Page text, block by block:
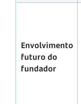
Envolvimento
futuro do
fundador